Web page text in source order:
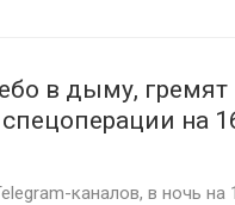
в дыму,
на
каналов, в ночь на